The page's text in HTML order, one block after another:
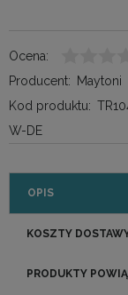
Ocena:
Producent:
Maytoni
Kod produktu:
W-DE
OPIS
KOSZTY
CENA NIE
PRODUKTY